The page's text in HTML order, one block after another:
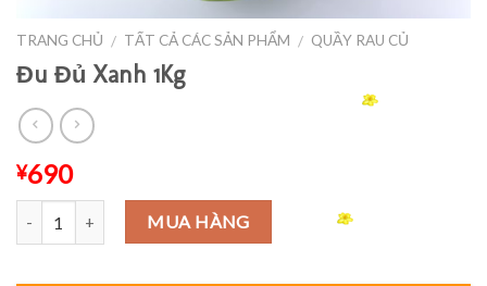
TRANG CHỦ / TẤT CẢ CÁC SẢN PHẨM / QUẦY RAU CỦ
Đu Đủ Xanh 1Kg
¥690
Số lượng MUA HÀNG